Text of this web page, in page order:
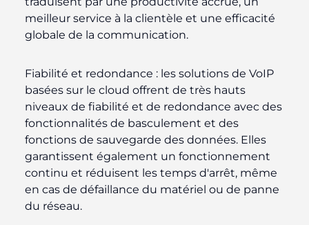
meilleur service à la clientèle et une efficacité
globale de la communication.
Fiabilité et redondance : les solutions de VoIP
basées sur le cloud offrent de très hauts
niveaux de fiabilité et de redondance avec des
fonctionnalités de basculement et des
fonctions de sauvegarde des données. Elles
garantissent également un fonctionnement
continu et réduisent les temps d'arrêt, même
en cas de défaillance du matériel ou de panne
du réseau.